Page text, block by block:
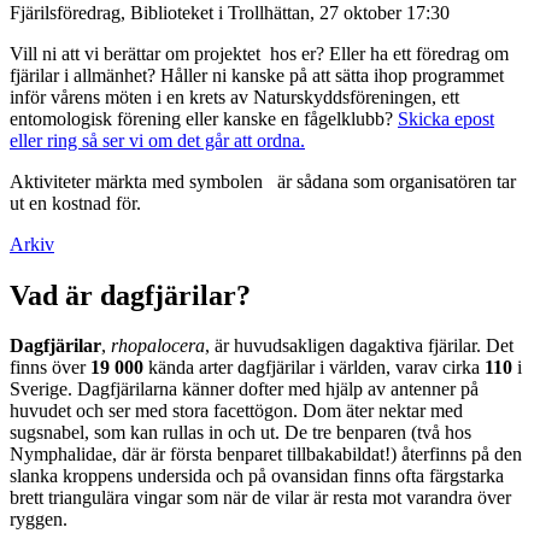
Fjärilsföredrag, Biblioteket i Trollhättan, 27 oktober 17:30
Vill ni att vi berättar om projektet hos er? Eller ha ett föredrag om
fjärilar i allmänhet? Håller ni kanske på att sätta ihop programmet
inför vårens möten i en krets av Naturskyddsföreningen, ett
entomologisk förening eller kanske en fågelklubb? Skicka epost
eller ring så ser vi om det går att ordna.
Aktiviteter märkta med symbolen
är sådana som organisatören tar
ut en kostnad för.
Arkiv
Vad är dagfjärilar?
Dagfjärilar, rhopalocera, är huvudsakligen dagaktiva fjärilar. Det
finns över 19 000 kända arter dagfjärilar i världen, varav cirka 110 i
Sverige. Dagfjärilarna känner dofter med hjälp av antenner på
huvudet och ser med stora facettögon. Dom äter nektar med
sugsnabel, som kan rullas in och ut. De tre benparen (två hos
Nymphalidae, där är första benparet tillbakabildat!) återfinns på den
slanka kroppens undersida och på ovansidan finns ofta färgstarka
brett triangulära vingar som när de vilar är resta mot varandra över
ryggen.